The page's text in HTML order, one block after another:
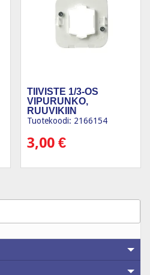
TIIVISTE 1/3-OS
VIPURUNKO,
RUUVIKIIN
Tuotekoodi: 2166154
3,00€